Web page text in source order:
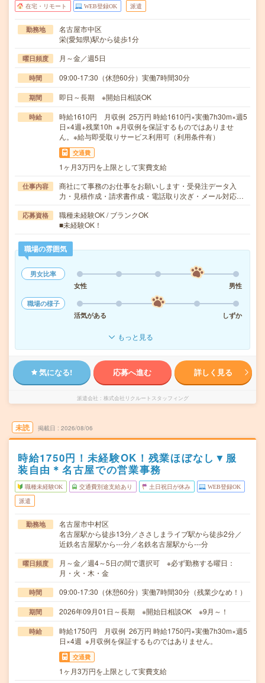
在宅・リモート WEB登録OK 派遣
勤務地
名古屋市中区
栄(愛知県)駅から徒歩1分
曜日頻度 月～金／週5日
時間 09:00-17:30（休憩60分）実働7時間30分
期間 即日～長期 ※開始日相談OK
時給
時給1610円 月収例 25万円 時給1610円×実働7h30m×週5
日×4週+残業10h ※月収例を保証するものではありませ
ん。※給与即受取りサービス利用可（利用条件有）
交通費
1ヶ月3万円を上限として実費支給
仕事内容
商社にて事務のお仕事をお願いします・受発注データ入
力・見積作成・請求書作成・電話取り次ぎ・メール対応…
応募資格
職種未経験OK / ブランクOK
■未経験OK！
職場の雰囲気
男女比率
女性
男性
職場の様子
活気がある
しずか
もっと見る
気になる! 応募へ進む 詳しく見る
派遣会社 株式会社リクルートスタッフィング
未読 掲載日 2026/08/06
時給1750円！未経験OK！残業ほぼなし▼服
装自由＊名古屋での営業事務
職種未経験OK 交通費別途支給あり 土日祝日が休み WEB登録OK
派遣
勤務地
名古屋市中村区
名古屋駅から徒歩13分／ささしまライブ駅から徒歩2分／
近鉄名古屋駅から---分／名鉄名古屋駅から---分
曜日頻度
月～金／週4～5日の間で選択可 ※必ず勤務する曜日：
月・火・木・金
時間 09:00-17:30（休憩60分）実働7時間30分（残業少なめ！）
期間 2026年09月01日～長期 ※開始日相談OK ※9月～！
時給
時給1750円 月収例 26万円 時給1750円×実働7h30m×週5
日×4週 ※月収例を保証するものではありません。
交通費
1ヶ月3万円を上限として実費支給